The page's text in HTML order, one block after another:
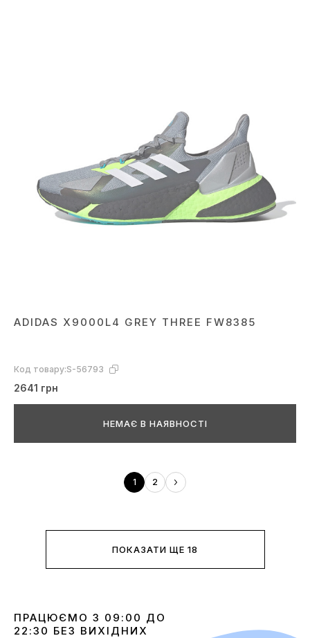
ADIDAS X9000L4 GREY THREE FW8385
Код товару:S-56793
2641 грн
НЕМАЄ В НАЯВНОСТІ
1 2
ПОКАЗАТИ ЩЕ 18
ПРАЦЮЄМО З 09:00 ДО
22:30 БЕЗ ВИХІДНИХ